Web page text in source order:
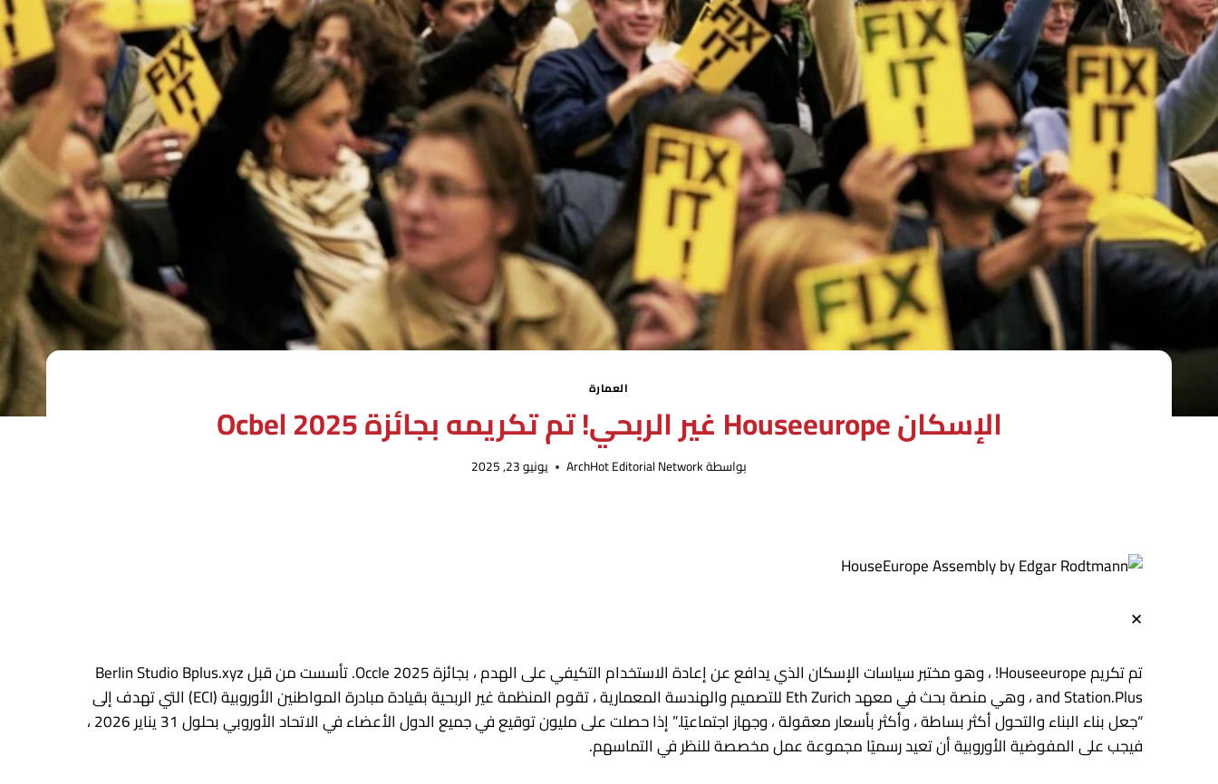
العمارة
الإسكان Houseeurope غير الربحي! تم تكريمه بجائزة 2025 Ocbel
بواسطةArchHot Editorial Network يونيو 23, 2025
✕
تم تكريم Houseeurope! ، وهو مختبر سياسات الإسكان الذي يدافع عن إعادة الاستخدام التكيفي على الهدم ، بجائزة Occle 2025. تأسست من قبل Berlin Studio Bplus.xyz
and Station.Plus ، وهي منصة بحث في معهد Eth Zurich للتصميم والهندسة المعمارية ، تقوم المنظمة غير الربحية بقيادة مبادرة المواطنين الأوروبية (ECI) التي تهدف إلى
“جعل بناء البناء والتحول أكثر بساطة ، وأكثر بأسعار معقولة ، وجهاز اجتماعيًا.” إذا حصلت على مليون توقيع في جميع الدول الأعضاء في الاتحاد الأوروبي بحلول 31 يناير 2026 ،
فيجب على المفوضية الأوروبية أن تعيد رسميًا مجموعة عمل مخصصة للنظر في التماسهم.